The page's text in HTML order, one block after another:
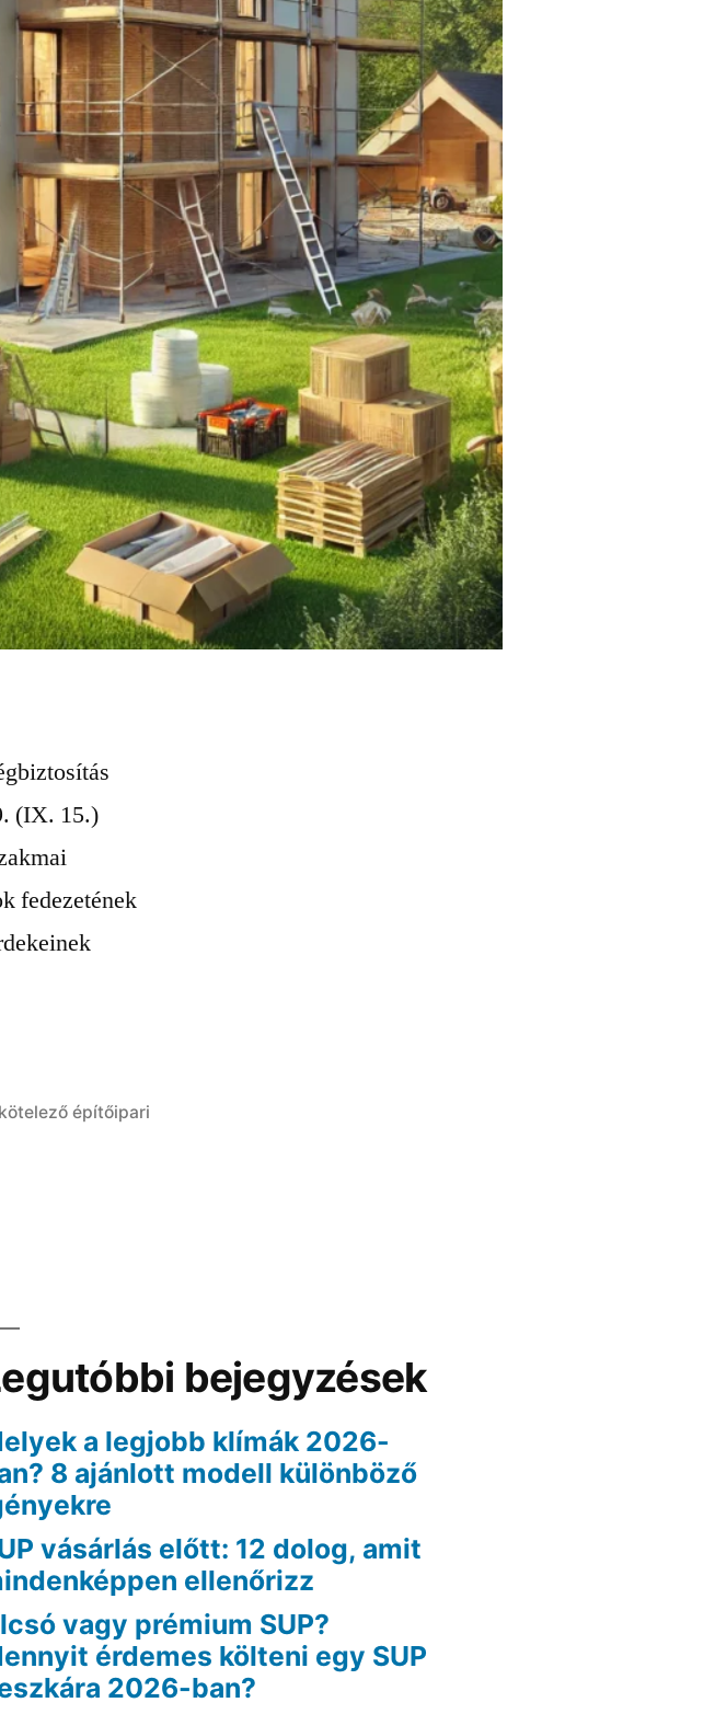
(IX. 15.)
fedezetének
kötelező építőipari
bejegyzések
a legjobb klímák 2026-
8 ajánlott modell különböző
vásárlás előtt: 12 dolog, amit
ellenőrizz
vagy prémium SUP?
érdemes költeni egy SUP
2026-ban?